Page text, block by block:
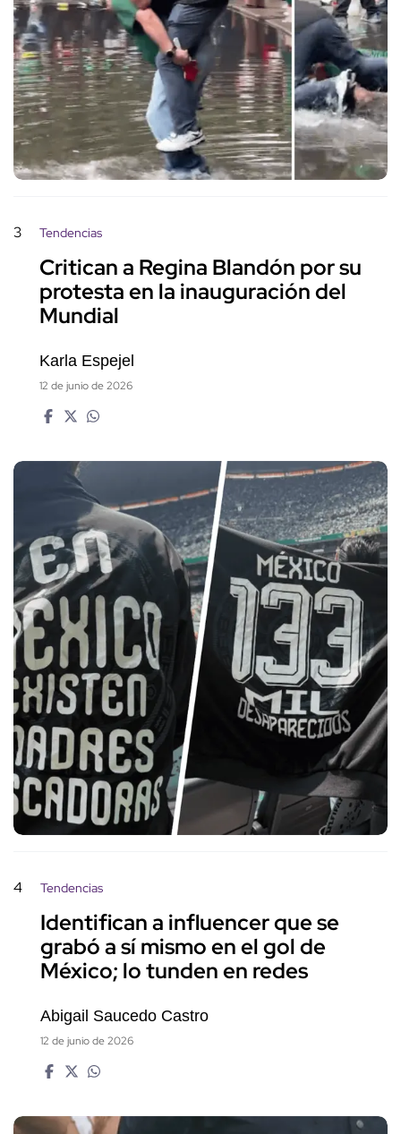
3 Tendencias
Critican a Regina Blandón por su
protesta en la inauguración del
Mundial
Karla Espejel
12 de junio de 2026
4 Tendencias
Identifican a influencer que se
grabó a sí mismo en el gol de
México; lo tunden en redes
Abigail Saucedo Castro
12 de junio de 2026